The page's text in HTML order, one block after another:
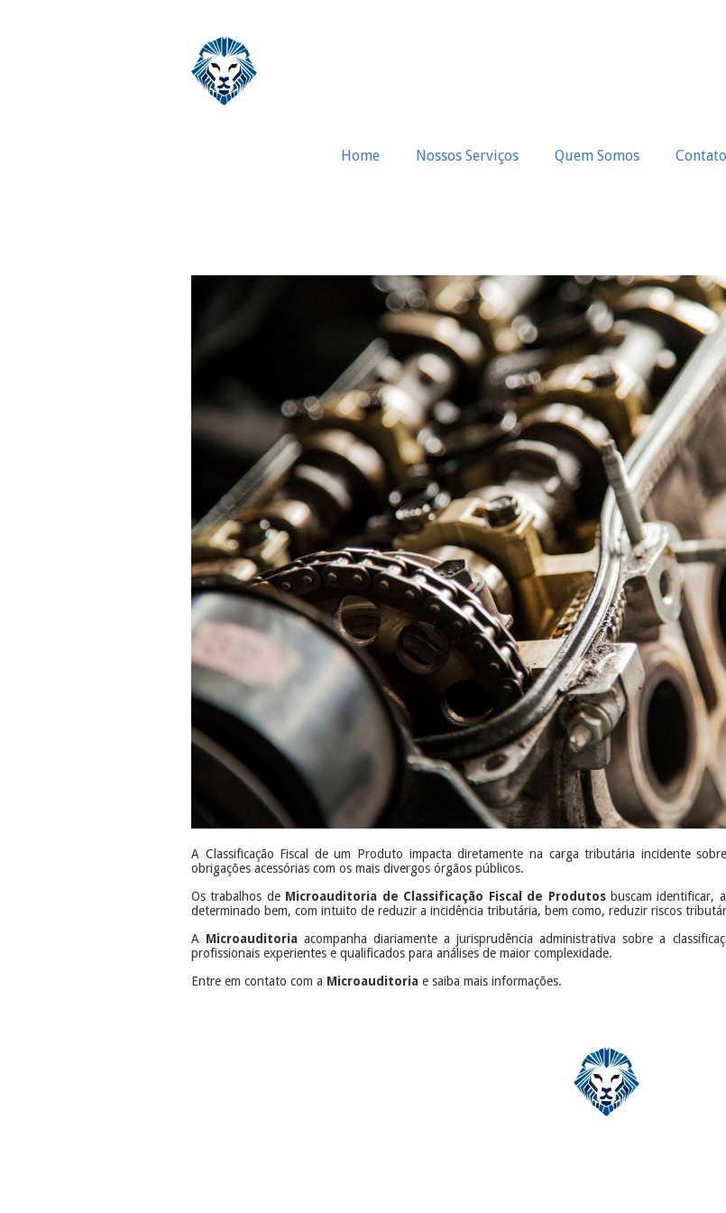
Home Nossos Serviços Quem Somos Contato
A Classificação Fiscal de um Produto impacta diretamente na carga tributária incidente
obrigações acessórias com os mais divergos órgãos públicos.
Os trabalhos de Microauditoria de Classificação Fiscal de Produtosbuscam identificar,
determinado bem, com intuito de reduzir a incidência tributária, bem como, reduzir riscos
A Microauditoriaacompanha diariamente a jurisprudência administrativa sobre a
profissionais experientes e qualificados para análises de maior complexidade.
Entre em contato com a Microauditoria e saiba mais informações.